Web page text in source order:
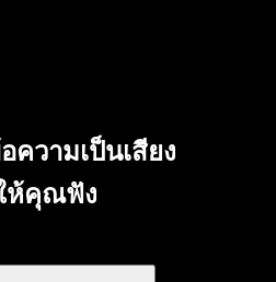
ความเป็นเสียง
ห้คุณฟัง